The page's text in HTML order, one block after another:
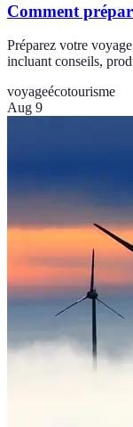
Comment
Préparez votre
incluant conseils,
voyageécotourisme
Aug 9